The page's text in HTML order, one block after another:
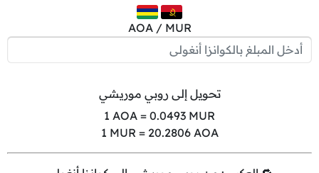
AOA / MUR
تحويل إلى روبي موريشي
1 AOA = 0.0493 MUR
1 MUR = 20.2806AOA